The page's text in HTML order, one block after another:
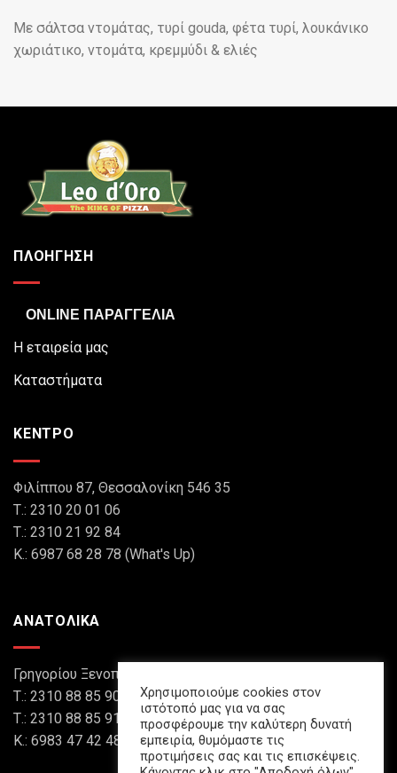
Με σάλτσα ντομάτας, τυρί gouda, φέτα τυρί, λουκάνικο
χωριάτικο, ντομάτα, κρεμμύδι & ελιές
ΠΛΟΗΓΗΣΗ
ONLINE ΠΑΡΑΓΓΕΛΙΑ
Η εταιρεία μας
Καταστήματα
ΚΕΝΤΡΟ
Φιλίππου 87, Θεσσαλονίκη 546 35
Τ.: 2310 20 01 06
Τ.: 2310 21 92 84
Κ.: 6987 68 28 78 (What's Up)
ΑΝΑΤΟΛΙΚΑ
Γρηγορίου Ξενοπούλου 8, Θεσσαλονίκη 546 45
Τ.: 2310 88 85 90
Τ.: 2310 88 85 91
Κ.: 6983 47 42 48 (What's Up)
Χρησιμοποιούμε cookies στον
ιστότοπό μας για να σας
προσφέρουμε την καλύτερη δυνατή
εμπειρία, θυμόμαστε τις
προτιμήσεις σας και τις επισκέψεις.